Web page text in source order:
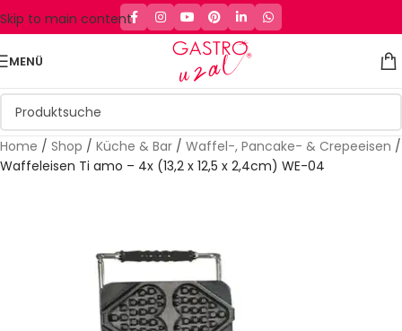
Skip to main content
MENÜ
Home / Shop / Küche & Bar / Waffel-, Pancake- & Crepeeisen /
Waffeleisen Ti amo – 4x (13,2 x 12,5 x 2,4cm) WE-04